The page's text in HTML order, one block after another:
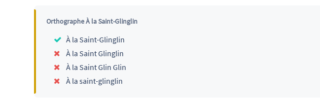
Orthographe À la Saint-Glinglin
À la Saint-Glinglin
À la Saint Glinglin
À la Saint Glin Glin
À la saint-glinglin